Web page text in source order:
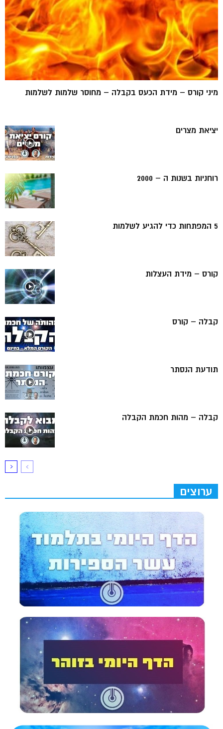
מיני קורס – מידת הכעס בקבלה – מחוסר שלמות לשלמות
יציאת מצרים
רוחניות בשנות ה – 2000
5 המפתחות כדי להגיע לשלמות
קורס – מידת העצלות
קבלה – קורס
תודעת הנסתר
קבלה – מהות חכמת הקבלה
ערוצים